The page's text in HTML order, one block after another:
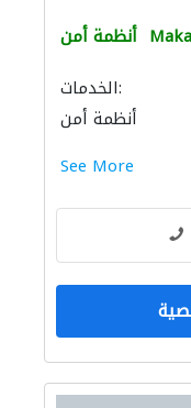
أنظمة أمن
الخدمات:
أنظمة أمن
See More